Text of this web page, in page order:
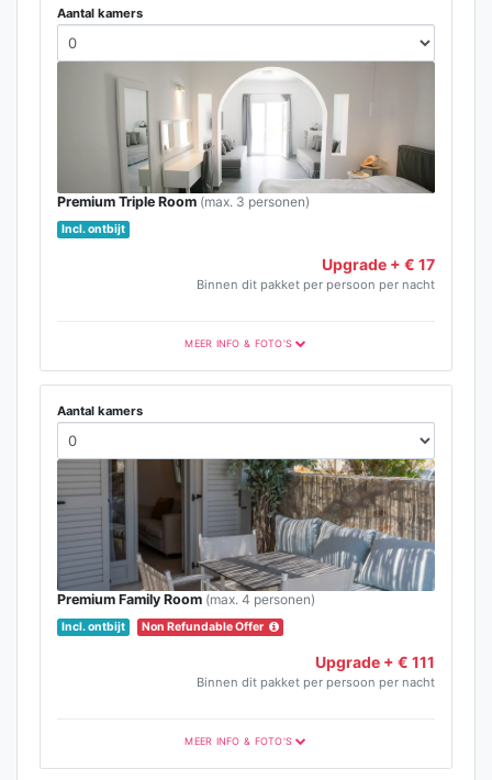
Aantal kamers
Premium Triple Room (max. 3 personen)
Incl. ontbijt
Upgrade + € 17
Binnen dit pakket per persoon per nacht
MEER INFO & FOTO'S
Aantal kamers
Premium Family Room (max. 4 personen)
Incl. ontbijt Non Refundable Offer
Upgrade + € 111
Binnen dit pakket per persoon per nacht
MEER INFO & FOTO'S